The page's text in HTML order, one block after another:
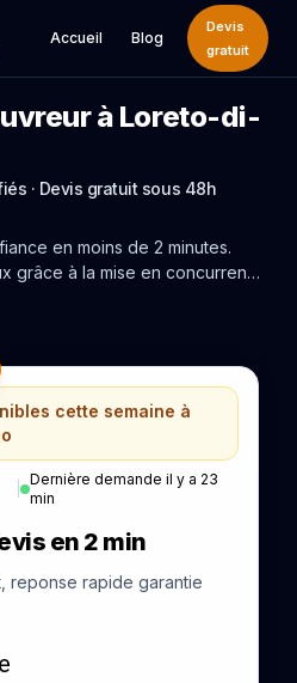
Accueil Blog
Devis
gratuit
à Loreto-di-
· Devis gratuit sous 48h
en moins de 2 minutes.
grâce à la mise en concurrence
cette semaine à
|
Dernière demande il y a 23
min
en 2 min
reponse rapide garantie